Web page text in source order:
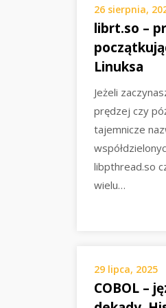
26 sierpnia,
librt.so –
Linuksa
Jeżeli
prędzej czy
tajemnicze
libpthread.so
wielu…
29 lipca, 2025
COBOL –